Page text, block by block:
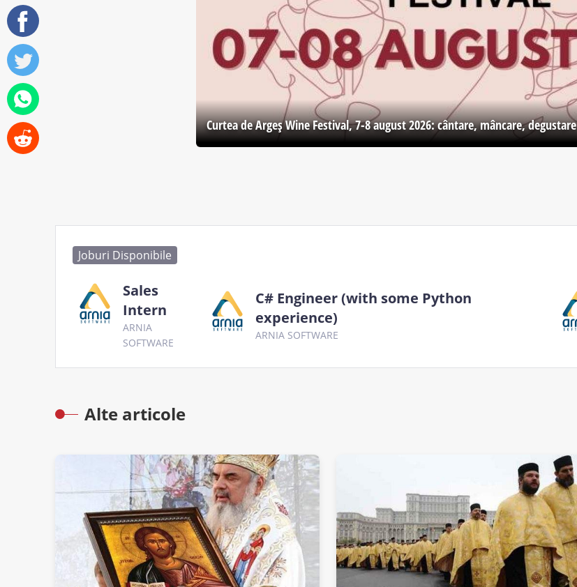
Curtea de Argeş Wine Festival, 7-8 august 2026: cântare, mâncare, degustare
Joburi Disponibile
Sales
Intern
ARNIA
SOFTWARE
C# Engineer (with some Python
experience)
ARNIA SOFTWARE
Alte articole